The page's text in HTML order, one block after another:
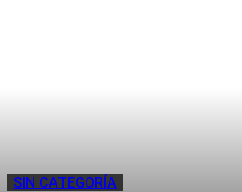
SIN CATEGORÍA